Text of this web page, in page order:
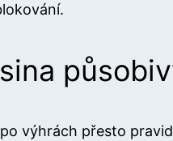
výhrách přesto